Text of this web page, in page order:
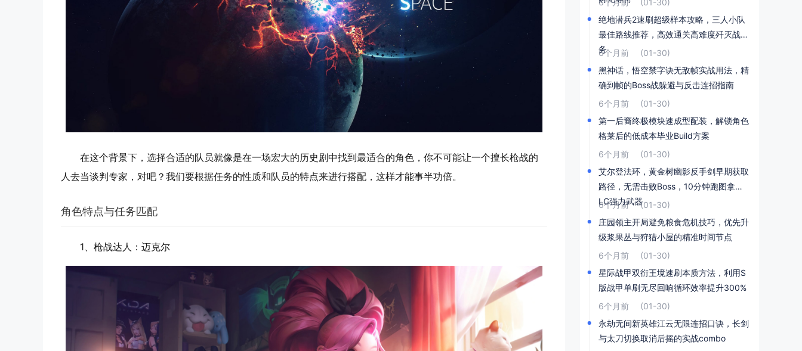
在这个背景下，选择合适的队员就像是在一场宏大的历史剧中找到最适合的角色，你不可能让一个擅长枪战的
人去当谈判专家，对吧？我们要根据任务的性质和队员的特点来进行搭配，这样才能事半功倍。
角色特点与任务匹配
1、 枪战达人：迈克尔
6个月前
(01-30)
绝地潜兵2速刷超级样本攻略，三人小队
最佳路线推荐，高效通关高难度歼灭战任
务
6个月前
(01-30)
黑神话，悟空禁字诀无敌帧实战用法，精
确到帧的Boss战躲避与反击连招指南
6个月前
(01-30)
第一后裔终极模块速成型配装，解锁角色
格莱后的低成本毕业Build方案
6个月前
(01-30)
艾尔登法环，黄金树幽影反手剑早期获取
路径，无需击败Boss，10分钟跑图拿到D
LC强力武器
6个月前
(01-30)
庄园领主开局避免粮食危机技巧，优先升
级浆果丛与狩猎小屋的精准时间节点
6个月前
(01-30)
星际战甲双衍王境速刷本质方法，利用S
版战甲单刷无尽回响循环效率提升300%
6个月前
(01-30)
永劫无间新英雄江云无限连招口诀，长剑
与太刀切换取消后摇的实战combo